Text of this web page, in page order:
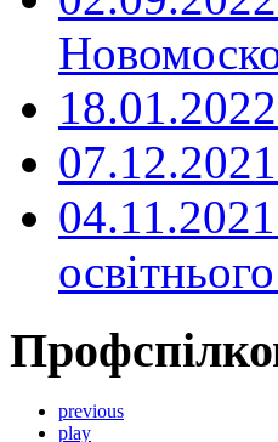
previous
play